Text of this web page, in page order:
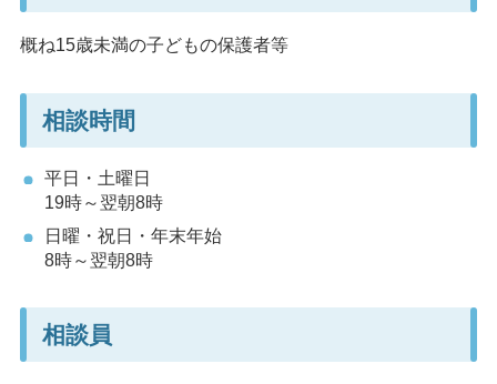
概ね15歳未満の子どもの保護者等
相談時間
平日・土曜日
19時～翌朝8時
日曜・祝日・年末年始
8時～翌朝8時
相談員